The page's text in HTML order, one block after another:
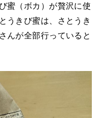
蜜（ボカ）が贅沢に使
うきび蜜は、さとうき
んが全部行っていると